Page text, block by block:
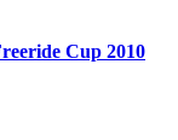
Cup 2010